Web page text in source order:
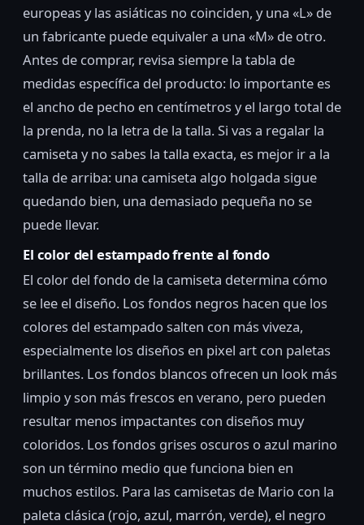
europeas y las asiáticas no coinciden, y una «L» de
un fabricante puede equivaler a una «M» de otro.
Antes de comprar, revisa siempre la tabla de
medidas específica del producto: lo importante es
el ancho de pecho en centímetros y el largo total de
la prenda, no la letra de la talla. Si vas a regalar la
camiseta y no sabes la talla exacta, es mejor ir a la
talla de arriba: una camiseta algo holgada sigue
quedando bien, una demasiado pequeña no se
puede llevar.
El color del estampado frente al fondo
El color del fondo de la camiseta determina cómo
se lee el diseño. Los fondos negros hacen que los
colores del estampado salten con más viveza,
especialmente los diseños en pixel art con paletas
brillantes. Los fondos blancos ofrecen un look más
limpio y son más frescos en verano, pero pueden
resultar menos impactantes con diseños muy
coloridos. Los fondos grises oscuros o azul marino
son un término medio que funciona bien en
muchos estilos. Para las camisetas de Mario con la
paleta clásica (rojo, azul, marrón, verde), el negro